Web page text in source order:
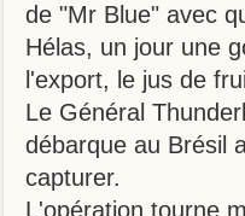
de "Mr Blue" avec
Hélas, un jour une
l'export, le jus de
Le Général
débarque au Brésil
capturer.
L'opération tourne